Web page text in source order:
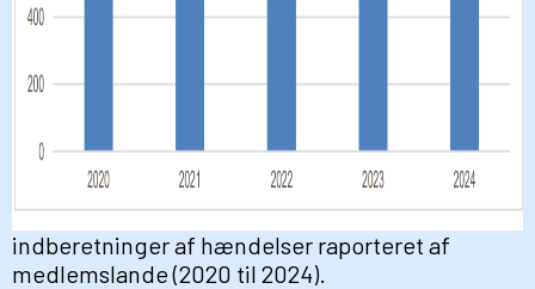
indberetninger af hændelser raporteret af
medlemslande (2020 til 2024).